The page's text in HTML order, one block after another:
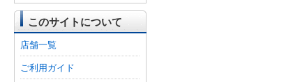
このサイトについて
店舗一覧
ご利用ガイド